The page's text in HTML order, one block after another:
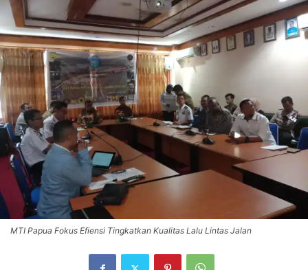
MTI Papua Fokus Efiensi Tingkatkan Kualitas Lalu Lintas Jalan